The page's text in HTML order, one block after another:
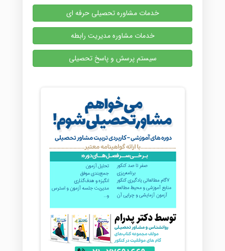
خدمات مشاوره تحصیلی حرفه ای
خدمات مشاوره مدیریت رابطه
سیستم پرسش و پاسخ تحصیلی